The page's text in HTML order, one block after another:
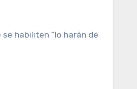
habiliten “lo harán de